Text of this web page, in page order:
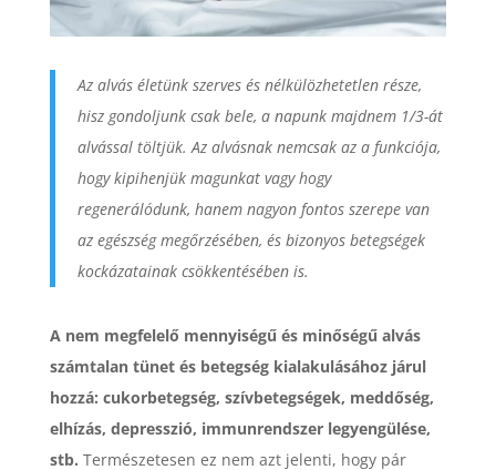
Az alvás életünk szerves és nélkülözhetetlen része,
hisz gondoljunk csak bele, a napunk majdnem 1/3-át
alvással töltjük. Az alvásnak nemcsak az a funkciója,
hogy kipihenjük magunkat vagy hogy
regenerálódunk, hanem nagyon fontos szerepe van
az egészség megőrzésében, és bizonyos betegségek
kockázatainak csökkentésében is.
A nem megfelelő mennyiségű és minőségű alvás
számtalan tünet és betegség kialakulásához járul
hozzá: cukorbetegség, szívbetegségek, meddőség,
elhízás, depresszió, immunrendszer legyengülése,
stb. Természetesen ez nem azt jelenti, hogy pár